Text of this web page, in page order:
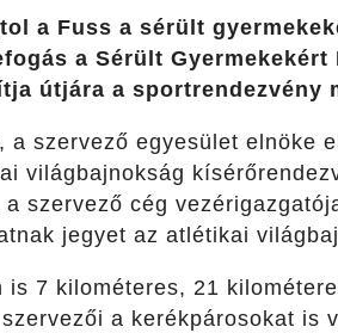
a Fuss a sérült
a Sérült
útjára a sportrendezvény
, a szervező egyesület elnöke
világbajnokság
a szervező cég
jegyet az atlétikai
is 7 kilométeres, 21
a kerékpárosokat is